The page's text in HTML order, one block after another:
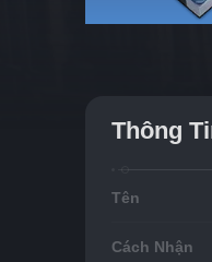
Thông
Tên
Cách Nhận